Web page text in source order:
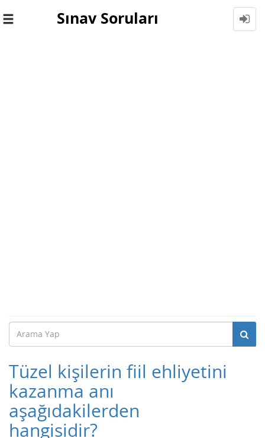
Toggle
Sınav Soruları
Tüzel kişilerin fiil ehliyetini
kazanma anı
aşağıdakilerden
hangisidir?